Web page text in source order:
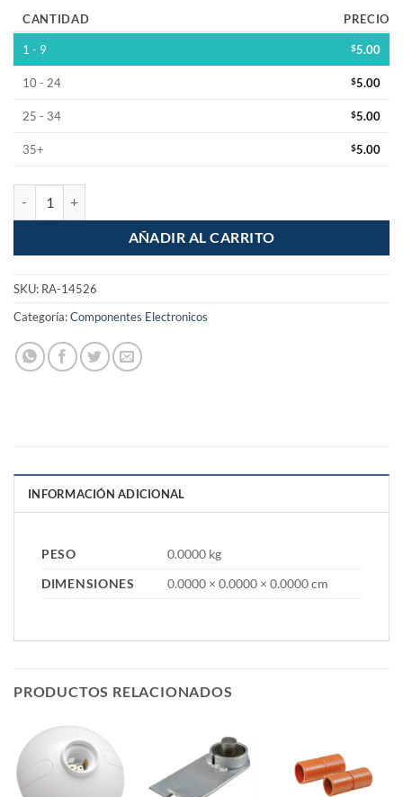
CANTIDAD PRECIO
1 - 9 $5.00
10 - 24 $5.00
25 - 34 $5.00
35+ $5.00
AÑADIR AL CARRITO
SKU: RA-14526
Categoría:Componentes Electronicos
INFORMACIÓN ADICIONAL
PESO
0.0000 kg
DIMENSIONES
0.0000 × 0.0000 × 0.0000 cm
PRODUCTOS RELACIONADOS